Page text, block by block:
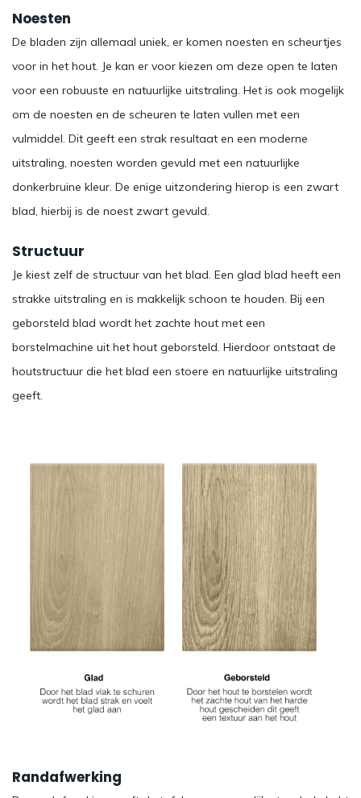
Noesten
De bladen zijn allemaal uniek, er komen noesten en scheurtjes
voor in het hout. Je kan er voor kiezen om deze open te laten
voor een robuuste en natuurlijke uitstraling. Het is ook mogelijk
om de noesten en de scheuren te laten vullen met een
vulmiddel. Dit geeft een strak resultaat en een moderne
uitstraling, noesten worden gevuld met een natuurlijke
donkerbruine kleur. De enige uitzondering hierop is een zwart
blad, hierbij is de noest zwart gevuld.
Structuur
Je kiest zelf de structuur van het blad. Een glad blad heeft een
strakke uitstraling en is makkelijk schoon te houden. Bij een
geborsteld blad wordt het zachte hout met een
borstelmachine uit het hout geborsteld. Hierdoor ontstaat de
houtstructuur die het blad een stoere en natuurlijke uitstraling
geeft.
Randafwerking